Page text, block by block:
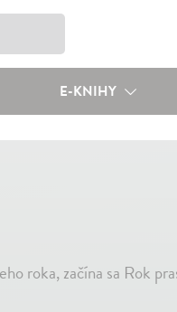
E-KNIHY
roka, začína sa Rok